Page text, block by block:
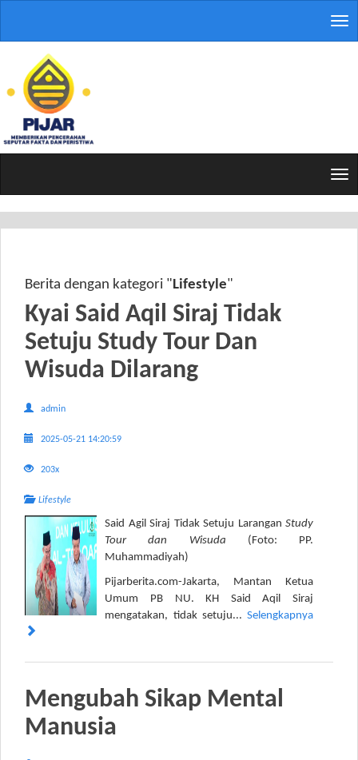
Berita dengan kategori " Lifestyle"
Kyai Said Aqil Siraj Tidak
Setuju Study Tour Dan
Wisuda Dilarang
admin
2025-05-21 14:20:59
203x
Lifestyle
Said Agil Siraj Tidak Setuju Larangan Study
Tour dan Wisuda (Foto: PP.
Muhammadiyah)
Pijarberita.com-Jakarta, Mantan Ketua
Umum PB NU. KH Said Aqil Siraj
mengatakan, tidak setuju... Selengkapnya
Mengubah Sikap Mental
Manusia